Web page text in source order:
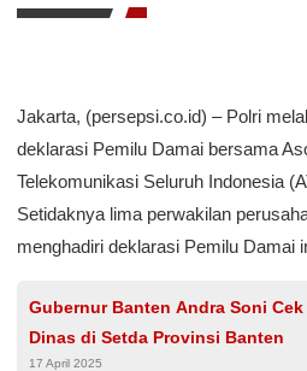
Jakarta, (persepsi.co.id) – Polri
deklarasi Pemilu Damai bersama
Telekomunikasi Seluruh Indonesia
Setidaknya lima perwakilan
menghadiri deklarasi Pemilu Damai
Gubernur Banten Andra Soni Cek
Dinas di Setda Provinsi Banten
17 April 2025